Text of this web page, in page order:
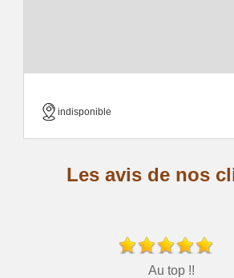
indisponible
Les avis de nos
Au top !!